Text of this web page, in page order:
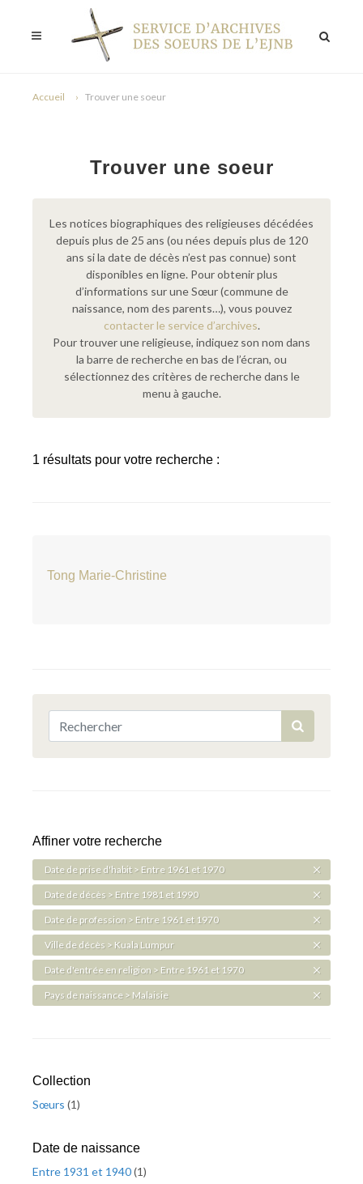
Accueil Trouver une soeur
Trouver une soeur
Les notices biographiques des religieuses décédées
depuis plus de 25 ans (ou nées depuis plus de 120
ans si la date de décès n’est pas connue) sont
disponibles en ligne. Pour obtenir plus
d’informations sur une Sœur (commune de
naissance, nom des parents…), vous pouvez
contacter le service d’archives.
Pour trouver une religieuse, indiquez son nom dans
la barre de recherche en bas de l’écran, ou
sélectionnez des critères de recherche dans le
menu à gauche.
1 résultats pour votre recherche :
Tong Marie-Christine
Affiner votre recherche
Date de prise d'habit > Entre 1961 et 1970
Date de décès > Entre 1981 et 1990
Date de profession > Entre 1961 et 1970
Ville de décès > Kuala Lumpur
Date d'entrée en religion > Entre 1961 et 1970
Pays de naissance > Malaisie
Collection
Sœurs (1)
Date de naissance
Entre 1931 et 1940(1)